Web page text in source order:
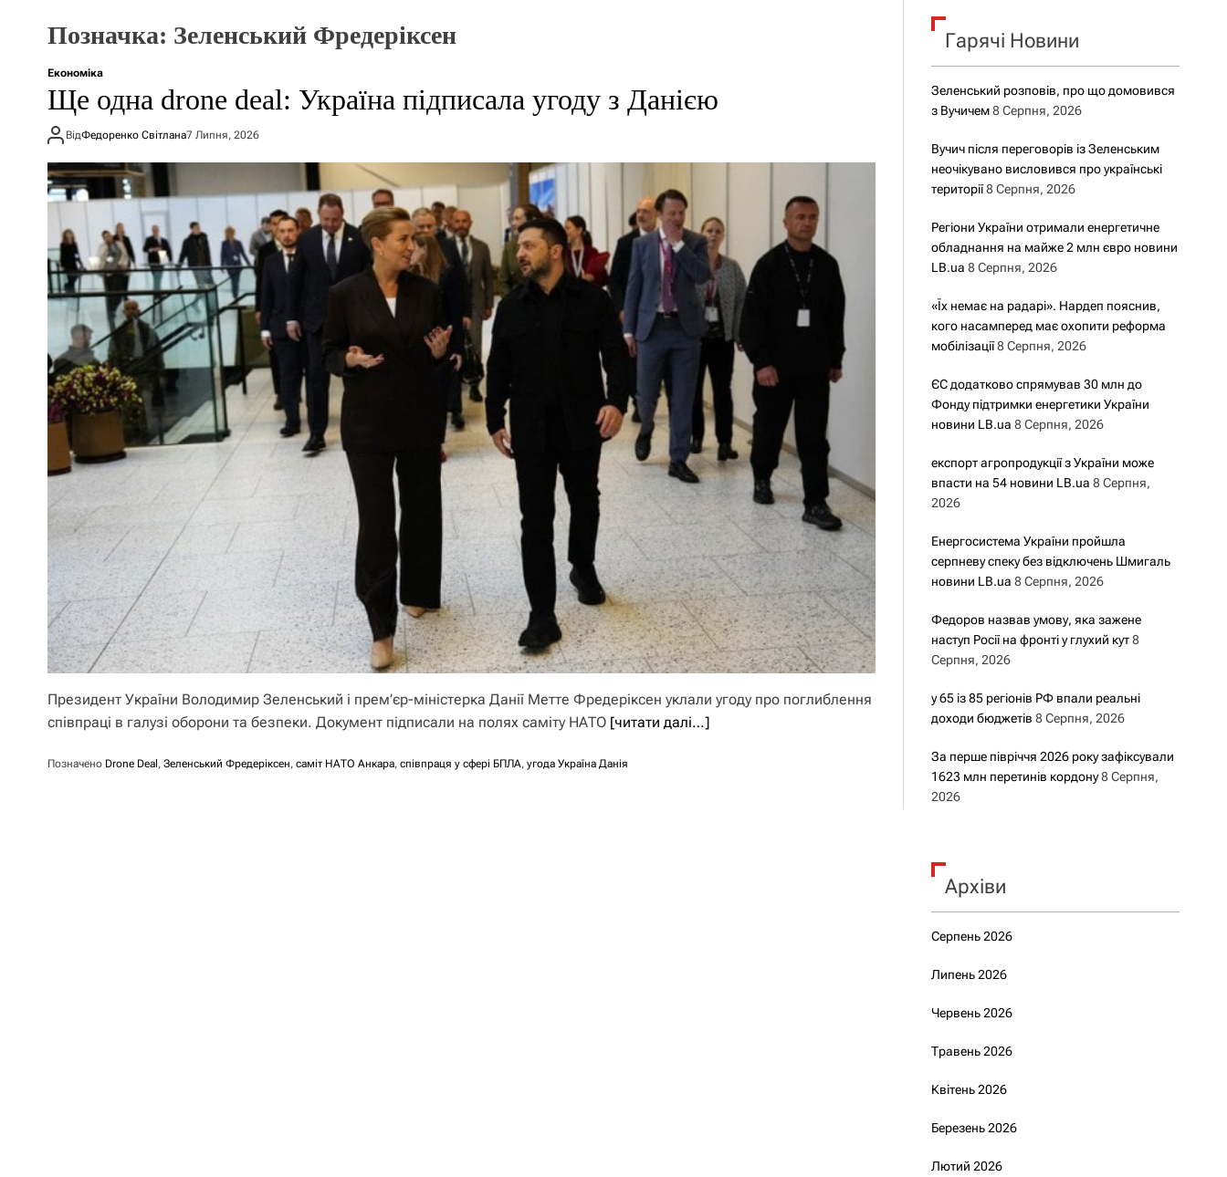
о
о
ж
м
Позначка: Зеленський Фредеріксен
Економіка
Ще одна drone deal: Україна підписала угоду з Данією
ВідФедоренко Світлана7 Липня, 2026
Президент України Володимир Зеленський і прем’єр-міністерка Данії Метте Фредеріксен уклали угоду про поглиблення
співпраці в галузі оборони та безпеки. Документ підписали на полях саміту НАТО [читати далі…]
Позначено Drone Deal , Зеленський Фредеріксен, саміт НАТО Анкара, співпраця у сфері БПЛА, угода Україна Данія
Гарячі Новини
Зеленський розповів, про що домовився
з Вучичем 8 Серпня, 2026
Вучич після переговорів із Зеленським
неочікувано висловився про українські
території 8 Серпня, 2026
Регіони України отримали енергетичне
обладнання на майже 2 млн євро новини
LB.ua 8 Серпня, 2026
«Їх немає на радарі». Нардеп пояснив,
кого насамперед має охопити реформа
мобілізації 8 Серпня, 2026
ЄС додатково спрямував 30 млн до
Фонду підтримки енергетики України
новини LB.ua 8 Серпня, 2026
експорт агропродукції з України може
впасти на 54 новини LB.ua 8 Серпня,
2026
Енергосистема України пройшла
серпневу спеку без відключень Шмигаль
новини LB.ua 8 Серпня, 2026
Федоров назвав умову, яка зажене
наступ Росії на фронті у глухий кут 8
Серпня, 2026
у 65 із 85 регіонів РФ впали реальні
доходи бюджетів 8 Серпня, 2026
За перше півріччя 2026 року зафіксували
1623 млн перетинів кордону 8 Серпня,
2026
Архіви
Серпень 2026
Липень 2026
Червень 2026
Травень 2026
Квітень 2026
Березень 2026
Лютий 2026